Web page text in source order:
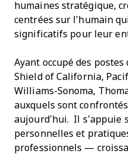
humaines stratégique,
centrées sur l’humain
significatifs pour leur
Ayant occupé des
Shield of California,
Williams-Sonoma,
auxquels sont
aujourd’hui. Il s’appuie
personnelles et
professionnels —